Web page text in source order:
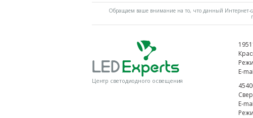
Обращаем ваше внимание на то, что данный Интернет-
Центр светодиодного освещения
E-
E-